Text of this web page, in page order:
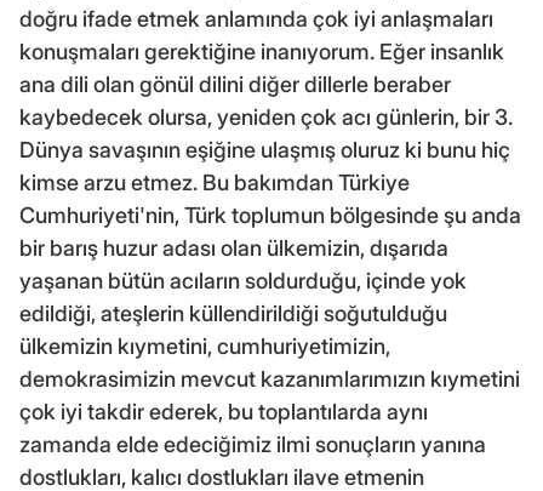
doğru ifade etmek anlamında çok iyi anlaşmaları
konuşmaları gerektiğine inanıyorum. Eğer insanlık
ana dili olan gönül dilini diğer dillerle beraber
kaybedecek olursa, yeniden çok acı günlerin, bir 3.
Dünya savaşının eşiğine ulaşmış oluruz ki bunu hiç
kimse arzu etmez. Bu bakımdan Türkiye
Cumhuriyeti'nin, Türk toplumun bölgesinde şu anda
bir barış huzur adası olan ülkemizin, dışarıda
yaşanan bütün acıların soldurduğu, içinde yok
edildiği, ateşlerin küllendirildiği soğutulduğu
ülkemizin kıymetini, cumhuriyetimizin,
demokrasimizin mevcut kazanımlarımızın kıymetini
çok iyi takdir ederek, bu toplantılarda aynı
zamanda elde edeciğimiz ilmi sonuçların yanına
dostlukları, kalıcı dostlukları ilave etmenin